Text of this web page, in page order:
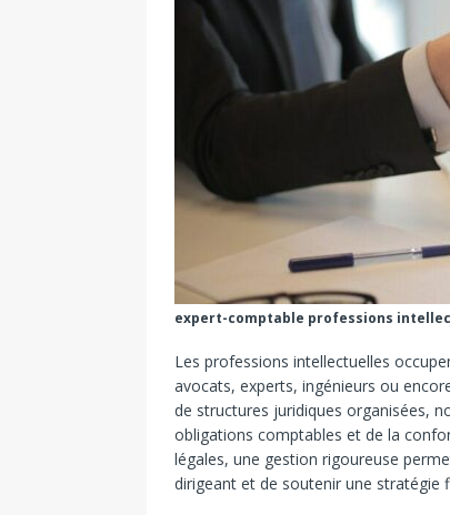
expert-comptable professions
Les professions intellectuelles
avocats, experts, ingénieurs ou
de structures juridiques organisées,
obligations comptables et de la
légales, une gestion rigoureuse
dirigeant et de soutenir une stratégie